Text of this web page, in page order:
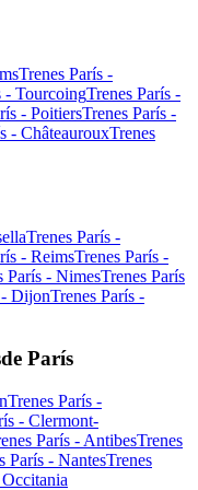
Trenes París -
- TourcoingTrenes París -
- PoitiersTrenes París -
- ChâteaurouxTrenes
Trenes París -
- ReimsTrenes París -
París - NimesTrenes París
- DijonTrenes París -
París
Trenes París -
- Clermont-
París - AntibesTrenes
París - NantesTrenes